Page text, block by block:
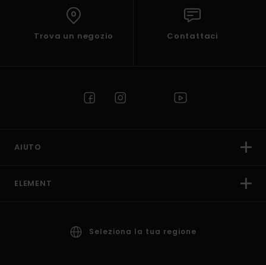
Trova un negozio Contattaci
AIUTO
ELEMENT
Seleziona la tua regione